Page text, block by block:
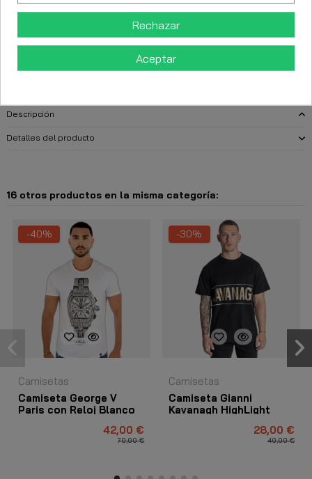
FECHA ESTIMADA DE ENTREGA:
CttExpress 24/48h -
Descripción
Detalles del producto
16 otros productos en la misma categoría:
-40%
Camisetas
Camiseta George V
Paris con Reloj Blanco
42,00 €
70,00 €
-30%
Camisetas
Camiseta Gianni
Kavanagh HighLight
28,00 €
40,00 €
Rechazar
Aceptar